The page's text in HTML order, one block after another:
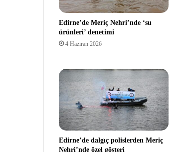
Edirne’de Meriç Nehri’nde ‘su
ürünleri’ denetimi
4 Haziran 2026
Edirne’de dalgıç polislerden Meriç
Nehri’nde özel gösteri